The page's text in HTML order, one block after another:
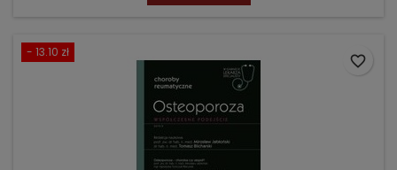
- 13.10 zł
favorite_border